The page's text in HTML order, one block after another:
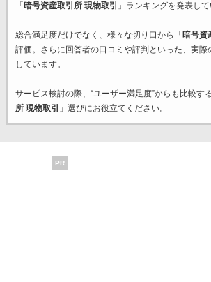
「 暗号資産取引所 現物取引 」ランキングを発表して
総合満足度だけでなく、様々な切り口から「 暗号資
評価。さらに回答者の口コミや評判といった、実際
しています。
サービス検討の際、“ユーザー満足度”からも比較す
所 現物取引
」選びにお役立てください。
PR